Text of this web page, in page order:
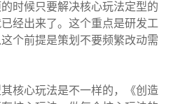
时候只要解决核心玩法定型的
经出来了。这个重点是研发工
个前提是策划不要频繁改动需
核心玩法是不一样的，《创造